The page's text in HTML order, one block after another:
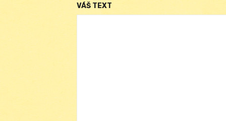
VÁŠ TEXT